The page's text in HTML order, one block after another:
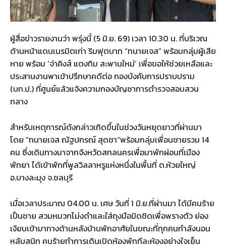
ผู้สื่อข่าวรายงานว่า พรุ่งนี้ (5 มิ.ย. 69) เวลา 10.30 น. ที่บริเวณ
ด้านหน้าแดนเนรมิตเก่า ริมฟุตบาท “ทนายเจส” พร้อมกลุ่มผู้เสีย
หาย พร้อม ‘จ่าคิงส์ แตงทิม สะพานใหม่’ เพื่อขอให้ช่วยเหลือและ
ประสานงานพาเข้าปรึกษาคดีต่อ กองบังคับการปราบปราม
(บก.ป.) ที่ศูนย์แล้วแจ้งความกองบัญชาการตำรวจสอบสวน
กลาง
สำหรับเหตุการณ์ดังกล่าวเกิดขึ้นในช่วงวันหยุดยาวที่ผ่านมา
โดย “ทนายเจส ณัฐปกรณ์ สุดชา“พร้อมกลุ่มเพื่อนชายรวม 14
คน ซึ่งเดินทางมาจากจังหวัดสกลนครเพื่อมาพักผ่อนที่เมือง
พัทยา ได้เข้าพักที่พูลวิลลาหรูแห่งหนึ่งในพื้นที่ ต.ห้วยใหญ่
อ.บางละมุง จ.ชลบุรี
เมื่อเวลาประมาณ 04.00 น. เศษ วันที่ 1 มิ.ย.ที่ผ่านมา ได้มีคนร้าย
เป็นชาย สวมหมวกโม่งดำและใส่ถุงมือมิดชิดเพื่อพรางตัว ย่อง
เงียบเข้ามาทางด้านหลังบ้านพักอาศัยในขณะที่ทุกคนกำลังนอน
หลับสนิท คนร้ายทำการเดินเปิดห้องพักทีละห้องอย่างใจเย็น